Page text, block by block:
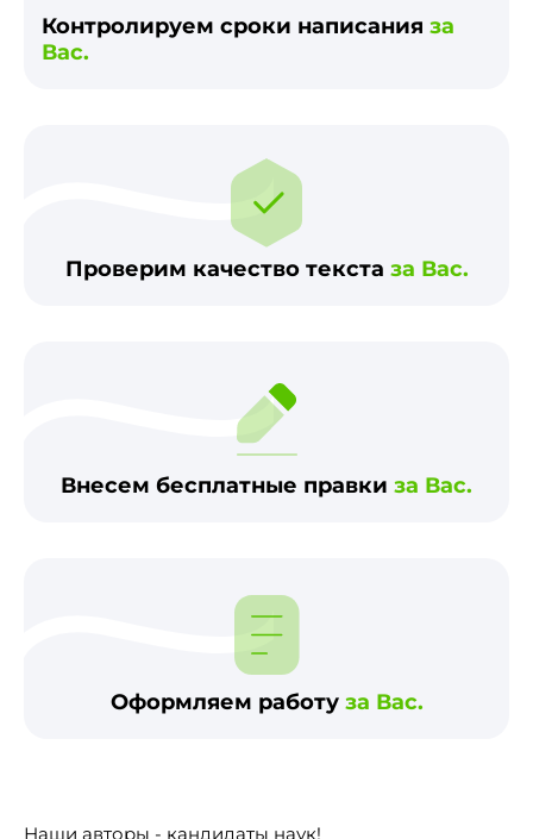
Контролируем сроки написания за
Вас.
Проверим качество текста за Вас.
Внесем бесплатные правки за Вас.
Оформляем работу за Вас.
Наши авторы - кандидаты наук!